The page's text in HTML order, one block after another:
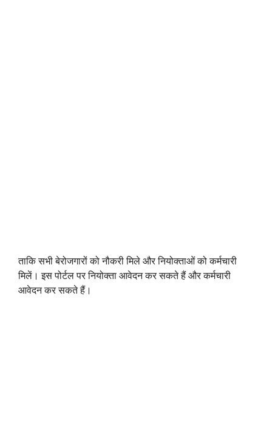
ताकि सभी बेरोजगारों को नौकरी मिले और नियोक्ताओं को कर्मचारी
मिलें। इस पोर्टल पर नियोक्ता आवेदन कर सकते हैं और कर्मचारी
आवेदन कर सकते हैं।